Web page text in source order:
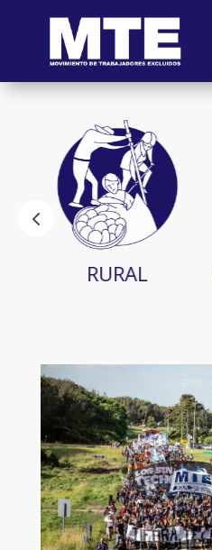
RURAL